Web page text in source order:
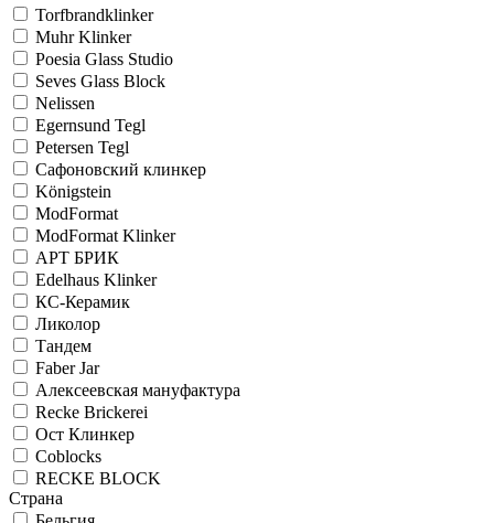
Torfbrandklinker
Muhr Klinker
Poesia Glass Studio
Seves Glass Block
Nelissen
Egernsund Tegl
Petersen Tegl
Сафоновский клинкер
Königstein
ModFormat
ModFormat Klinker
АРТ БРИК
Edelhaus Klinker
КС-Керамик
Ликолор
Тандем
Faber Jar
Алексеевская мануфактура
Recke Brickerei
Ост Клинкер
Coblocks
RECKE BLOCK
Страна